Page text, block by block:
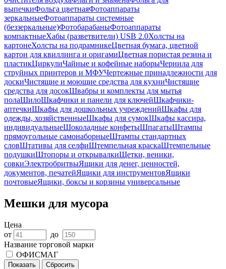
выпечкиФольга цветнаяФотоаппараты
зеркальныеФотоаппараты системные
(беззеркальные)ФотобарабаныФотоаппараты
компактныеХабы (разветвители) USB 2.0Холсты на
картонеХолсты на подрамникеЦветная бумага, цветной
картон для квиллинга и оригамиЦветная пористая резина и
пластикЦиркулиЧайные и кофейные наборыЧернила для
струйных принтеров и МФУЧертежные принадлежности для
доскиЧистящие и моющие средства для кухниЧистящие
средства для досокШвабры и комплекты для мытья
полаШилоШкафчики и панели для ключейШкафчики-
аптечкиШкафы для дошкольных учрежденийШкафы для
одежды, хозяйственныеШкафы для сумокШкафы кассира,
индивидуальныеШоколадные конфетыШпагатыШтампы
прямоугольные самонаборныеШтампы стандартных
словШтативы для селфиШтемпельная краскаШтемпельные
подушкиШтопоры и открывалкиЩетки, веники,
совкиЭлектробритвыЯщики для денег, ценностей,
документов, печатейЯщики для инструментовЯщики
почтовыеЯщики, боксы и корзины универсальные
Мешки для мусора
Цена
от
до
Название торговой марки
ОФИСМАГ
Показать Сбросить